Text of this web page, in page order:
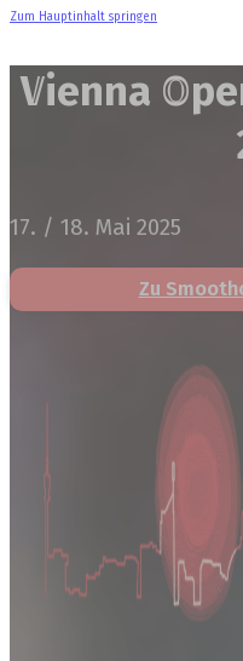
Zum Hauptinhalt springen
Vienna
17. / 18. Mai 2025
Zu